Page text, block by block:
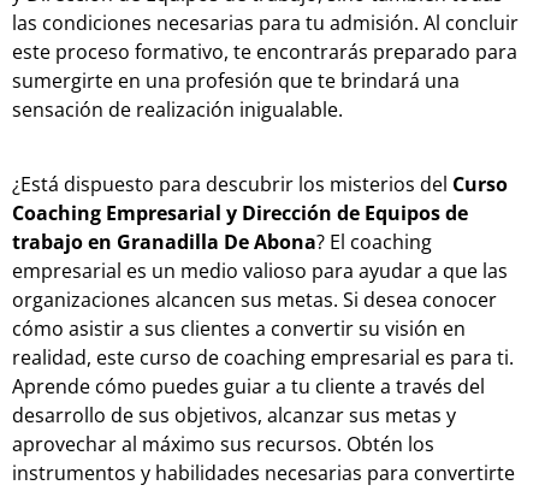
las condiciones necesarias para tu admisión. Al concluir
este proceso formativo, te encontrarás preparado para
sumergirte en una profesión que te brindará una
sensación de realización inigualable.
¿Está dispuesto para descubrir los misterios del Curso
Coaching Empresarial y Dirección de Equipos de
trabajo en Granadilla De Abona? El coaching
empresarial es un medio valioso para ayudar a que las
organizaciones alcancen sus metas. Si desea conocer
cómo asistir a sus clientes a convertir su visión en
realidad, este curso de coaching empresarial es para ti.
Aprende cómo puedes guiar a tu cliente a través del
desarrollo de sus objetivos, alcanzar sus metas y
aprovechar al máximo sus recursos. Obtén los
instrumentos y habilidades necesarias para convertirte